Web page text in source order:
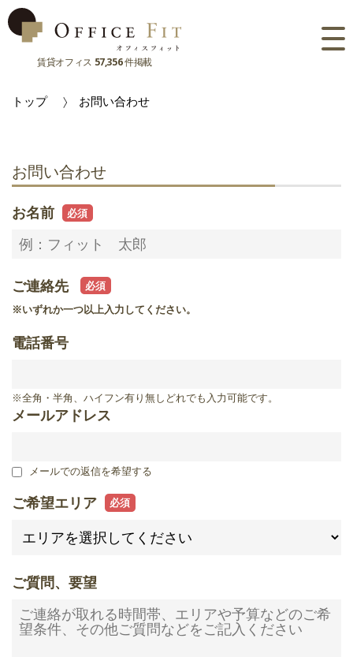
賃貸オフィス 57,356件掲載
路線
京都府
兵庫県
奈良県
滋賀県
奈良県
市区町村
兵庫県
滋賀県
閲覧履歴
トップ お問い合わせ
お問い合わせ
お名前
ご連絡先
※いずれか一つ以上入力してください。
電話番号
※全角・半角、ハイフン有り無しどれでも入力可能です。
メールアドレス
メールでの返信を希望する
ご希望エリア
ご質問、要望